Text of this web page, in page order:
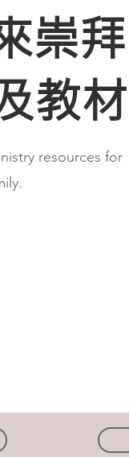
崇拜​
教材
resources for